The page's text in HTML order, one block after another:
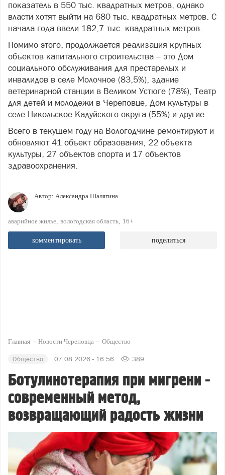
показатель в 550 тыс. квадратных метров, однако
власти хотят выйти на 680 тыс. квадратных метров. С
начала года ввели 182,7 тыс. квадратных метров.
Помимо этого, продолжается реализация крупных
объектов капитального строительства – это Дом
социального обслуживания для престарелых и
инвалидов в селе Молочное (83,5%), здание
ветеринарной станции в Великом Устюге (78%), Театр
для детей и молодежи в Череповце, Дом культуры в
селе Никольское Кадуйского округа (55%) и другие.
Всего в текущем году на Вологодчине ремонтируют и
обновляют 41 объект образования, 22 объекта
культуры, 27 объектов спорта и 17 объектов
здравоохранения.
Автор: Александра Шалягина
аварийное жилье вологодская область 16+
комментировать поделиться
Главная Новости Череповца Общество
Общество 07.08.2026 - 16:56 389
Ботулинотерапия при мигрени -
современный метод,
возвращающий радость жизни